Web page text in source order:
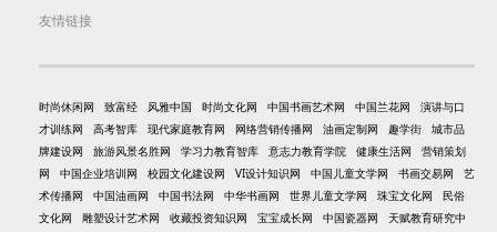
友情链接
时尚休闲网 致富经 风雅中国 时尚文化网 中国书画艺术网 中国兰花网
演讲与口
才训练网
高考智库 现代家庭教育网 网络营销传播网 油画定制网 趣学街
城市品
牌建设网
旅游风景名胜网 学习力教育智库 意志力教育学院 健康生活网
营销策划
网
中国企业培训网 校园文化建设网 VI设计知识网 中国儿童文学网 书画交易网
艺
术传播网
中国油画网 中国书法网 中华书画网 世界儿童文学网 珠宝文化网
民俗
文化网
雕塑设计艺术网 收藏投资知识网 宝宝成长网 中国瓷器网
天赋教育研究中